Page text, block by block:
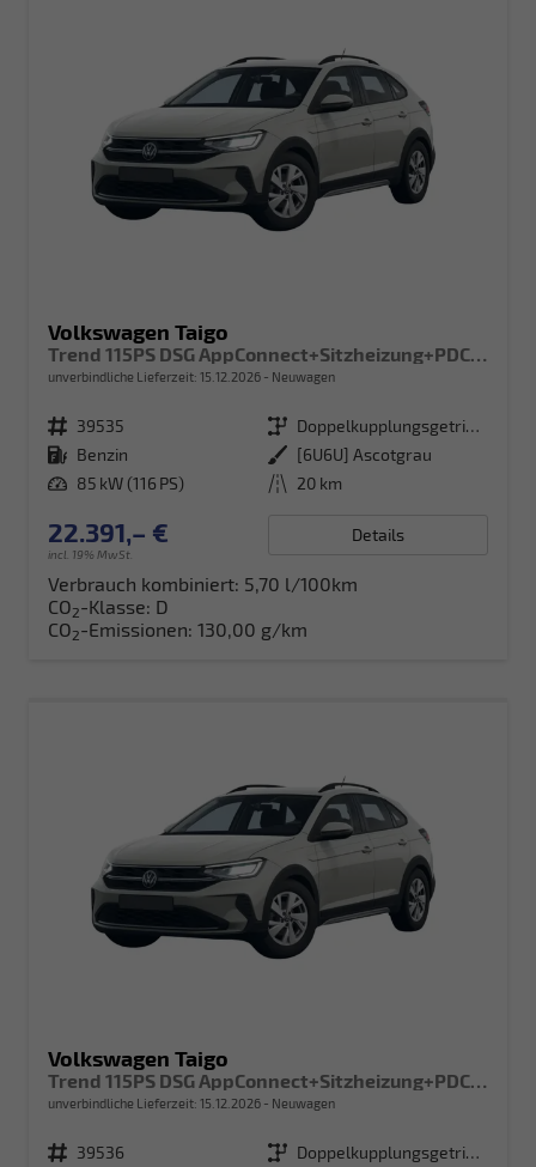
Volkswagen Taigo
unverbindliche Lieferzeit: 15.12.2026 Neuwagen
Fahrzeugnr. 39535 Getriebe
Doppelkupplungsgetriebe (DSG)
Kraftstoff Benzin Außenfarbe [6U6U] Ascotgrau
Leistung 85 kW (116 PS) Kilometerstand 20 km
22.391,– €
incl. 19% MwSt.
Details
Verbrauch kombiniert: 5,70 l/100km
CO2-Klasse: D
CO2-Emissionen: 130,00 g/km
Volkswagen Taigo
Trend 115PS DSG AppConnect+Sitzheizung+PDC+Alu16+LED+DAB+FrontAssist
unverbindliche Lieferzeit: 15.12.2026 Neuwagen
Fahrzeugnr. 39536 Getriebe Doppelkupplungsgetriebe (DSG)